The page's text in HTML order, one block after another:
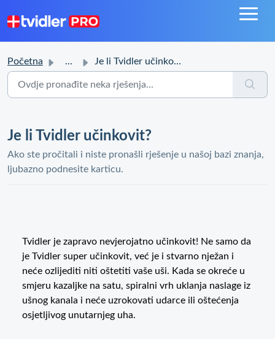
Početna ... Je li Tvidler učinkovit?
Je li Tvidler učinkovit?
Ako ste pročitali i niste pronašli rješenje u našoj bazi znanja,
ljubazno podnesite karticu.
Tvidler je zapravo nevjerojatno učinkovit! Ne samo da
je Tvidler super učinkovit, već je i stvarno nježan i
neće ozlijediti niti oštetiti vaše uši. Kada se okreće u
smjeru kazaljke na satu, spiralni vrh uklanja naslage iz
ušnog kanala i neće uzrokovati udarce ili oštećenja
osjetljivog unutarnjeg uha.